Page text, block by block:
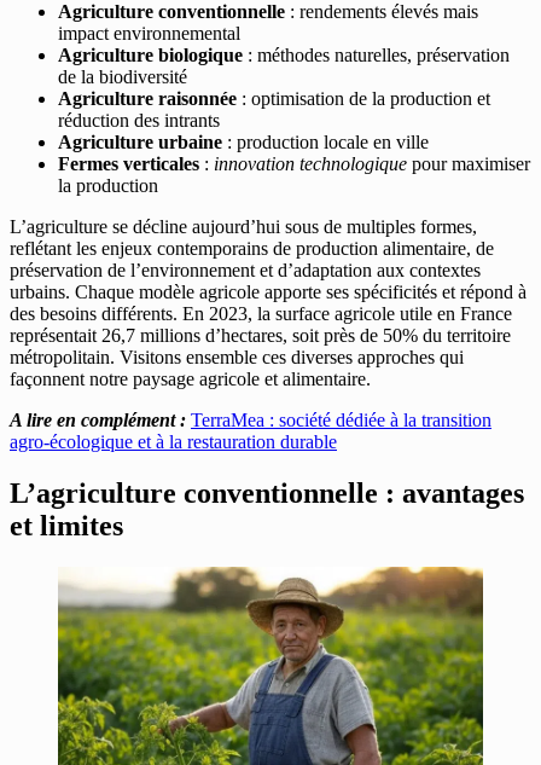
Agriculture conventionnelle : rendements élevés mais
impact environnemental
Agriculture biologique : méthodes naturelles, préservation
de la biodiversité
Agriculture raisonnée : optimisation de la production et
réduction des intrants
Agriculture urbaine : production locale en ville
Fermes verticales : innovation technologique pour maximiser
la production
L’agriculture se décline aujourd’hui sous de multiples formes,
reflétant les enjeux contemporains de production alimentaire, de
préservation de l’environnement et d’adaptation aux contextes
urbains. Chaque modèle agricole apporte ses spécificités et répond à
des besoins différents. En 2023, la surface agricole utile en France
représentait 26,7 millions d’hectares, soit près de 50% du territoire
métropolitain. Visitons ensemble ces diverses approches qui
façonnent notre paysage agricole et alimentaire.
A lire en complément : TerraMea : société dédiée à la transition
agro-écologique et à la restauration durable
L’agriculture conventionnelle : avantages
et limites